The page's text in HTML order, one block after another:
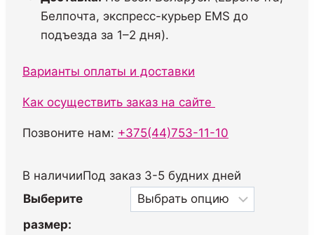
Белпочта, экспресс-курьер EMS до
подъезда за 1–2 дня).
Варианты оплаты и доставки
Как осуществить заказ на сайте
Позвоните нам: +375(44)753-11-10
В наличииПод заказ 3-5 будних дней
Выберите
размер: